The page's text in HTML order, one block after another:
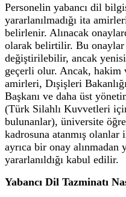
Personelin yabancı dil
yararlanılmadığı ita
belirlenir. Alınacak
olarak belirtilir. Bu
değiştirilebilir, ancak yenisi
geçerli olur. Ancak, hakim
amirleri, Dışişleri
Başkanı ve daha üst
(Türk Silahlı Kuvvetleri
bulunanlar), üniversite
kadrosuna atanmış
ayrıca bir onay alınmadan
yararlanıldığı kabul edilir.
Yabancı Dil Tazminatı